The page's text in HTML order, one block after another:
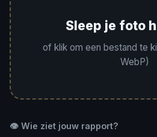
Sleep je foto
of klik om een bestand te
WebP)
👁️ Wie ziet jouw rapport?